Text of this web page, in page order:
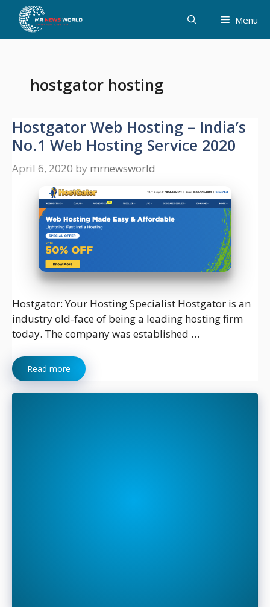
content
Menu
hostgator hosting
Hostgator Web Hosting – India’s
No.1 Web Hosting Service 2020
April 6, 2020 by mrnewsworld
Hostgator: Your Hosting Specialist Hostgator is an
industry old-face of being a leading hosting firm
today. The company was established …
Read more